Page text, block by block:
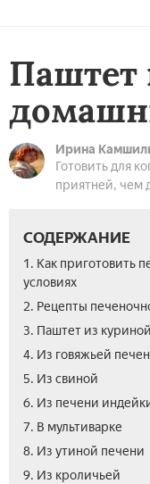
Паштет
Ирина
Готовить для
приятней, чем
СОДЕРЖАНИЕ
1. Как приготовить
условиях
2. Рецепты
3. Паштет из
4. Из говяжьей
5. Из свиной
6. Из печени
7. В мультиварке
8. Из утиной печени
9. Из кроличьей­